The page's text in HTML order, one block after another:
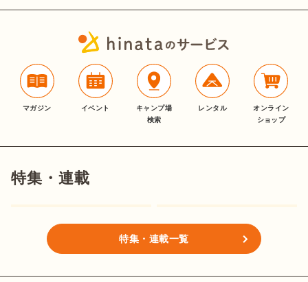
マガジン イベント
キャンプ場
検索
レンタル
オンライン
ショップ
特集・連載
特集・連載一覧